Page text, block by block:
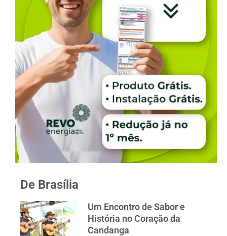
De Brasília
Um Encontro de Sabor e
História no Coração da
Candanga